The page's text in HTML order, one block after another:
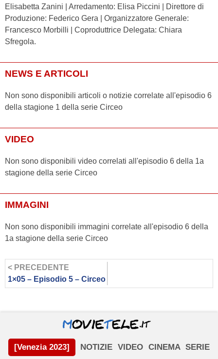
Elisabetta Zanini | Arredamento: Elisa Piccini | Direttore di
Produzione: Federico Gera | Organizzatore Generale:
Francesco Morbilli | Coproduttrice Delegata: Chiara
Sfregola.
NEWS E ARTICOLI
Non sono disponibili articoli o notizie correlate all'episodio 6
della stagione 1 della serie Circeo
VIDEO
Non sono disponibili video correlati all'episodio 6 della 1a
stagione della serie Circeo
IMMAGINI
Non sono disponibili immagini correlate all'episodio 6 della
1a stagione della serie Circeo
< PRECEDENTE
1×05 – Episodio 5 – Circeo
[Venezia 2023] NOTIZIE VIDEO CINEMA SERIE